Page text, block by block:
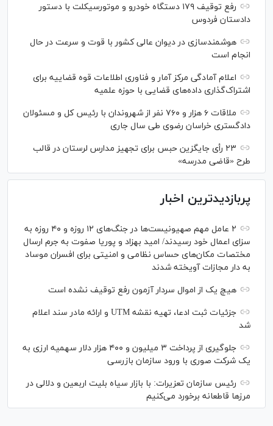
رفع توقیف ۱۷۹ دستگاه خودرو و موتورسیکلت با دستور
دادستان فردوس
هوشمندسازی در دیوان عالی کشور با قوت و سرعت در حال
انجام است
اعلام آمادگی مرکز آمار و فناوری اطلاعات قوه قضاییه برای
اشتراک‌گذاری داده‌های قضایی با حوزه علمیه
ملاقات ۶ هزار و ۷۶۰ نفر از شهروندان با رئیس کل و مسئولان
دادگستری خراسان رضوی طی سال جاری
۲۳ رأی جایگزین حبس برای تجهیز مدارس لرستان در قالب
طرح «قاضی مدرسه»
پربازدیدترین اخبار
۲ عامل مهم صهیونیست‌ها در جنگ‌های ۱۲ روزه و ۴۰ روزه به
سزای اعمال خود رسیدند/ امید بهزاد و پوریا صفوت به جرم ارسال
مختصات مکان‌های حساس نظامی و امنیتی برای افسران موساد
به دار مجازات آویخته شدند
هیچ یک از اموال سردار آزمون رفع توقیف نشده است
جزئیات ثبت ادعا، تهیه نقشه UTM و ارائه مادر سند اعلام
شد
جلوگیری از پرداخت ۳ میلیون و ۴۰۰ هزار دلار سهمیه ارزی به
یک شرکت صوری با ورود سازمان بازرسی
رئیس سازمان تعزیرات: با بازار سیاه بلیت اربعین و دلالی در
مرز‌ها قاطعانه برخورد می‌کنیم